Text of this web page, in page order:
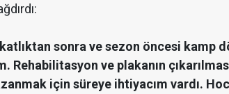
sonra ve sezon öncesi kamp
Rehabilitasyon ve plakanın
için süreye ihtiyacım vardı.